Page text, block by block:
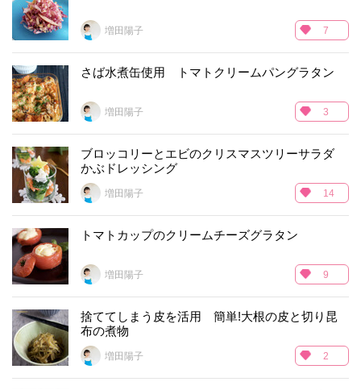
増田陽子 7
さば水煮缶使用 トマトクリームパングラタン
増田陽子 3
ブロッコリーとエビのクリスマスツリーサラダ
かぶドレッシング
増田陽子 14
トマトカップのクリームチーズグラタン
増田陽子 9
捨ててしまう皮を活用 簡単!大根の皮と切り昆
布の煮物
増田陽子 2